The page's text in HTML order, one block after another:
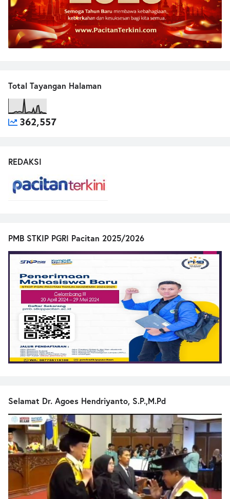
Total Tayangan Halaman
362,557
REDAKSI
PMB STKIP PGRI Pacitan 2025/2026
Selamat Dr. Agoes Hendriyanto, S.P.,M.Pd